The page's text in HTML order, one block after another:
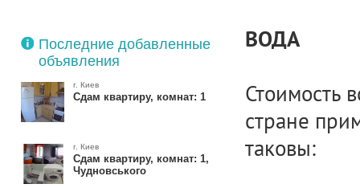
Последние добавленные
объявления
г. Киев
Сдам квартиру, комнат: 1
г. Киев
Сдам квартиру, комнат: 1,
Чудновського
ВОДА
Стоимость
стране
таковы: